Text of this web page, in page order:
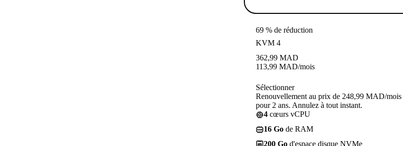
69 % de réduction
KVM 4
362,99 MAD
113,99 MAD/mois
Sélectionner
Renouvellement au prix de 248,99 MAD/mois
pour 2 ans. Annulez à tout instant.
4 cœurs vCPU
16 Go de RAM
200 Go d'espace disque NVMe